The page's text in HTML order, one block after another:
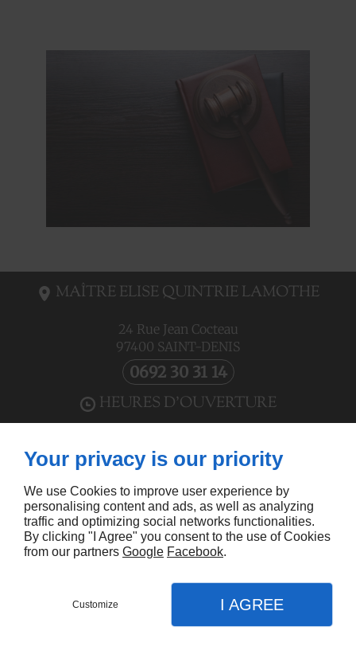
MAÎTRE ELISE QUINTRIE LAMOTHE
24 Rue Jean Cocteau
97400 SAINT-DENIS
0692 30 31 14
HEURES D'OUVERTURE
Ven
08h30 – 12h
Sam - Dim
Fermé
À PROPOS
Accueil
SUIVEZ-NOUS
Your privacy is our priority
We use Cookies to improve user experience by
personalising content and ads, as well as analyzing
traffic and optimizing social networks functionalities.
By clicking "I Agree" you consent to the use of Cookies
from our partners Google Facebook.
Customize I AGREE